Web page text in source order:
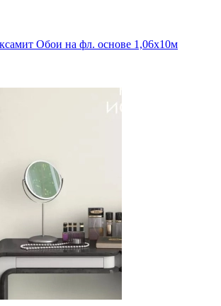
Обои на фл. основе 1,06х10м